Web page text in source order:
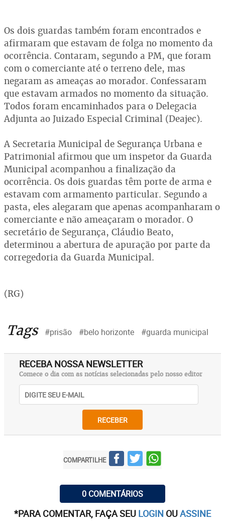
Os dois guardas também foram encontrados e
afirmaram que estavam de folga no momento da
ocorrência. Contaram, segundo a PM, que foram
com o comerciante até o terreno dele, mas
negaram as ameaças ao morador. Confessaram
que estavam armados no momento da situação.
Todos foram encaminhados para o Delegacia
Adjunta ao Juizado Especial Criminal (Deajec).
A Secretaria Municipal de Segurança Urbana e
Patrimonial afirmou que um inspetor da Guarda
Municipal acompanhou a finalização da
ocorrência. Os dois guardas têm porte de arma e
estavam com armamento particular. Segundo a
pasta, eles alegaram que apenas acompanharam o
comerciante e não ameaçaram o morador. O
secretário de Segurança, Cláudio Beato,
determinou a abertura de apuração por parte da
corregedoria da Guarda Municipal.
(RG)
Tags #prisão #belo horizonte #guarda municipal
RECEBA NOSSA NEWSLETTER
Comece o dia com as notícias selecionadas pelo nosso editor
RECEBER
COMPARTILHE
0 COMENTÁRIOS
*PARA COMENTAR, FAÇA SEU LOGIN OUASSINE